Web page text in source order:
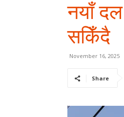
नयाँ
सकिँदै
November 16, 2025
Share